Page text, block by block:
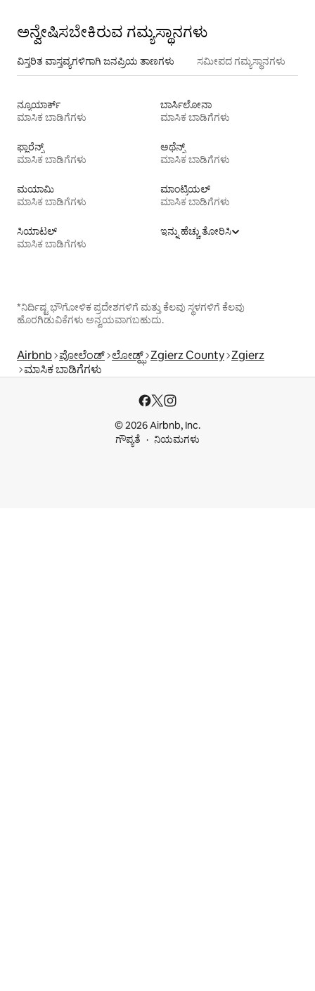
ಅನ್ವೇಷಿಸಬೇಕಿರುವ ಗಮ್ಯಸ್ಥಾನಗಳು
ವಿಸ್ತರಿತ ವಾಸ್ತವ್ಯಗಳಿಗಾಗಿ ಜನಪ್ರಿಯ ತಾಣಗಳು ಸಮೀಪದ ಗಮ್ಯಸ್ಥಾನಗಳು
ನ್ಯೂಯಾರ್ಕ್
ಮಾಸಿಕ ಬಾಡಿಗೆಗಳು
ಬಾರ್ಸಿಲೋನಾ
ಮಾಸಿಕ ಬಾಡಿಗೆಗಳು
ಫ್ಲಾರೆನ್ಸ್
ಮಾಸಿಕ ಬಾಡಿಗೆಗಳು
ಅಥೆನ್ಸ್
ಮಾಸಿಕ ಬಾಡಿಗೆಗಳು
ಮಯಾಮಿ
ಮಾಸಿಕ ಬಾಡಿಗೆಗಳು
ಮಾಂಟ್ರಿಯಲ್
ಮಾಸಿಕ ಬಾಡಿಗೆಗಳು
ಸಿಯಾಟಲ್
ಮಾಸಿಕ ಬಾಡಿಗೆಗಳು
ಇನ್ನು ಹೆಚ್ಚು ತೋರಿಸಿ
*ನಿರ್ದಿಷ್ಟ ಭೌಗೋಳಿಕ ಪ್ರದೇಶಗಳಿಗೆ ಮತ್ತು ಕೆಲವು ಸ್ಥಳಗಳಿಗೆ ಕೆಲವು
ಹೊರಗಿಡುವಿಕೆಗಳು ಅನ್ವಯವಾಗಬಹುದು.
Airbnb ಪೋಲೆಂಡ್ ಲೋಡ್ಝ್ Zgierz County Zgierz
ಮಾಸಿಕ ಬಾಡಿಗೆಗಳು
© 2026 Airbnb, Inc.
ಗೌಪ್ಯತೆ
ನಿಯಮಗಳು